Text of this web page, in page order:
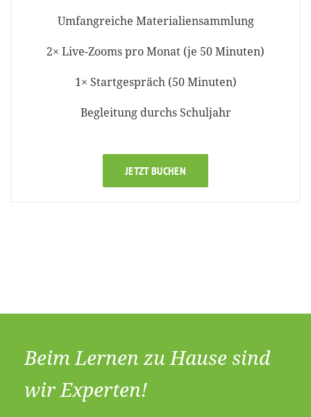
Umfangreiche Materialiensammlung
2× Live-Zooms pro Monat (je 50 Minuten)
1× Startgespräch (50 Minuten)
Begleitung durchs Schuljahr
JETZT BUCHEN
Beim Lernen zu Hause sind
wir Experten!